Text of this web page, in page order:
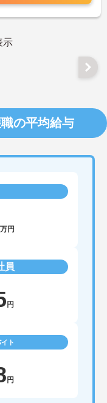
します
示
の平均給与
万円
員
円
ト
円